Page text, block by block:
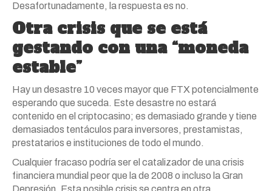
Desafortunadamente, la respuesta es no.
Otra crisis que se está
gestando con una “moneda
estable”
Hay un desastre 10 veces mayor que FTX potencialmente
esperando que suceda. Este desastre no estará
contenido en el criptocasino; es demasiado grande y tiene
demasiados tentáculos para inversores, prestamistas,
prestatarios e instituciones de todo el mundo.
Cualquier fracaso podría ser el catalizador de una crisis
financiera mundial peor que la de 2008 o incluso la Gran
Depresión. Esta posible crisis se centra en otra